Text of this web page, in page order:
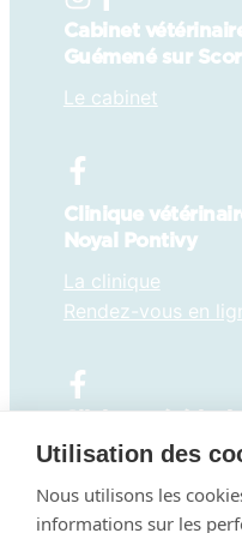
Utilisation des
Nous utilisons les
informations sur les
Cabinet
Guémené sur
Le cabinet
Clinique
Noyal Pontivy
La clinique
Rendez-vous en
La clinique
Rendez-vous en